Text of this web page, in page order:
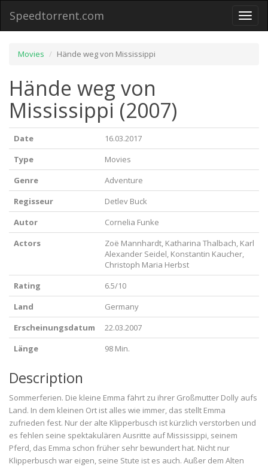
Toggle
Speedtorrent.com
Movies Hände weg von Mississippi
Hände weg von
Mississippi (2007)
Date
16.03.2017
Type
Movies
Genre
Adventure
Regisseur
Detlev Buck
Autor
Cornelia Funke
Actors
Zoë Mannhardt, Katharina Thalbach, Karl
Alexander Seidel, Konstantin Kaucher,
Christoph Maria Herbst
Rating
6.5/10
Land
Germany
Erscheinungsdatum
22.03.2007
Länge
98 Min.
Description
Sommerferien. Die kleine Emma fährt zu ihrer Großmutter Dolly aufs
Land. In dem kleinen Ort ist alles wie immer, das stellt Emma
zufrieden fest. Nur der alte Klipperbusch ist kürzlich verstorben und
es fehlen seine spektakulären Ausritte auf Mississippi, seinem
Pferd, das Emma schon früher sehr bewundert hat. Nicht nur
Klipperbusch war eigen, seine Stute ist es auch. Außer dem Alten